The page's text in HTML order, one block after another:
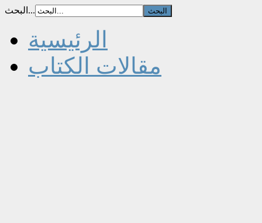
البحث...
الرئيسية
مقالات الكتاب